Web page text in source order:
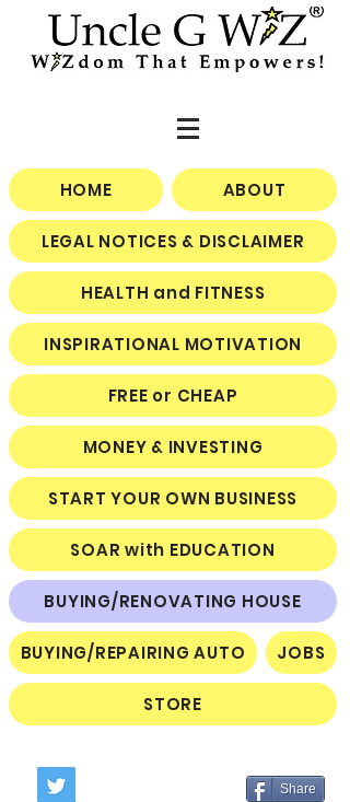
HOME ABOUT
LEGAL NOTICES & DISCLAIMER
HEALTH and FITNESS
INSPIRATIONAL MOTIVATION
FREE or CHEAP
MONEY & INVESTING
START YOUR OWN BUSINESS
SOAR with EDUCATION
BUYING/RENOVATING HOUSE
BUYING/REPAIRING AUTO JOBS
STORE
Share